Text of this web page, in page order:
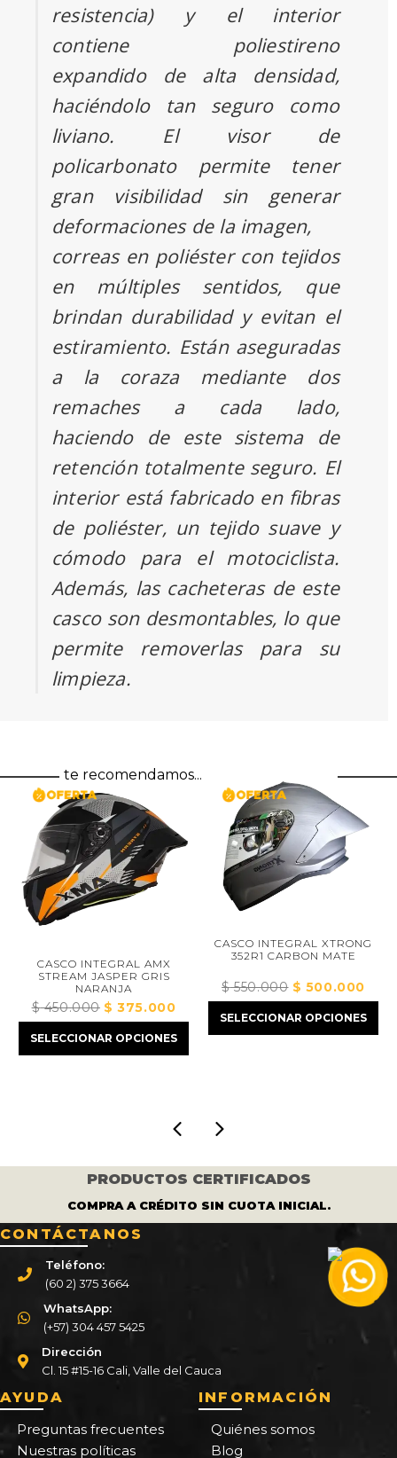
resistencia) y el interior
contiene poliestireno
expandido de alta densidad,
haciéndolo tan seguro como
liviano. El visor de
policarbonato permite tener
gran visibilidad sin generar
deformaciones de la imagen,
correas en poliéster con tejidos
en múltiples sentidos, que
brindan durabilidad y evitan el
estiramiento. Están aseguradas
a la coraza mediante dos
remaches a cada lado,
haciendo de este sistema de
retención totalmente seguro. El
interior está fabricado en fibras
de poliéster, un tejido suave y
cómodo para el motociclista.
Además, las cacheteras de este
casco son desmontables, lo que
permite removerlas para su
limpieza.
te recomendamos...
CASCO INTEGRAL AMX
STREAM JASPER GRIS
NARANJA
$450.000 El
precio
original
$ 375.000El
precio
actual
SELECCIONAR OPCIONES
CASCO INTEGRAL XTRONG
352R1 CARBON MATE
$550.000 El
precio
original
$ 500.000El
SELECCIONAR OPCIONES
PRODUCTOS CERTIFICADOS
COMPRA A CRÉDITO SIN CUOTA INICIAL.
CONTÁCTANOS
Teléfono:
(60 2) 375 3664
WhatsApp:
(+57) 304 457 5425
Dirección
Cl. 15 #15-16 Cali, Valle del Cauca
AYUDA
Preguntas frecuentes
Nuestras políticas
INFORMACIÓN
Quiénes somos
Blog